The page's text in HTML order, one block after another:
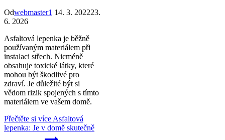
Odwebmaster1 14. 3. 202223.
6. 2026
Asfaltová lepenka je běžně
používaným materiálem při
instalaci střech. Nicméně
obsahuje toxické látky, které
mohou být škodlivé pro
zdraví. Je důležité být si
vědom rizik spojených s tímto
materiálem ve vašem domě.
Přečtěte si více Asfaltová
lepenka: Je v domě skutečně